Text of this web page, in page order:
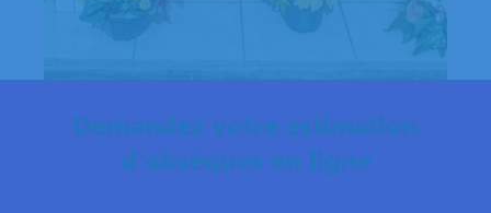
Demandez votre estimation
d'obsèques en ligne